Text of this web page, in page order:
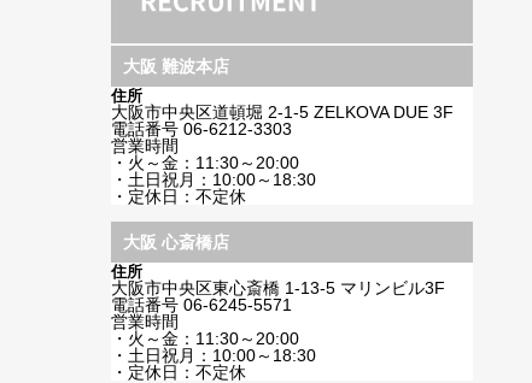
大阪 難波本店
住所
大阪市中央区道頓堀 2-1-5 ZELKOVA DUE 3F
電話番号 06-6212-3303
営業時間
・火～金：11:30～20:00
・土日祝月：10:00～18:30
・定休日：不定休
大阪 心斎橋店
住所
大阪市中央区東心斎橋 1-13-5 マリンビル3F
電話番号 06-6245-5571
営業時間
・火～金：11:30～20:00
・土日祝月：10:00～18:30
・定休日：不定休